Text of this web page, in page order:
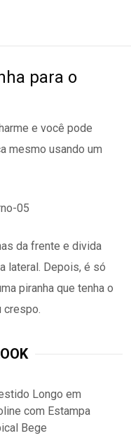
para o
e você pode
mesmo usando um
da frente e divida
lateral. Depois, é só
piranha que tenha o
crespo.